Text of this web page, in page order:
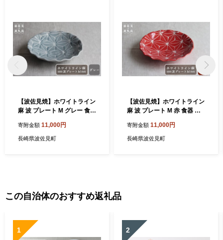
【波佐見焼】ホワイトライン
麻 波 プレート M グレー 食器
寄附金額 11,000円
長崎県波佐見町
【波佐見焼】ホワイトライン
麻 波 プレート M 赤 食器 皿
寄附金額 11,000円
長崎県波佐見町
この自治体のおすすめ返礼品
1 2